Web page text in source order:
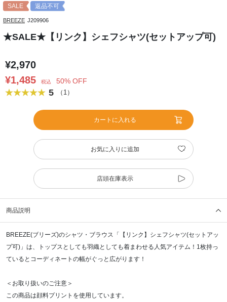
SALE 返品不可
BREEZE J209906
★SALE★【リンク】シェフシャツ(セットアップ可)
¥2,970
¥1,485
税込 50% OFF
5 （1）
カートに入れる
お気に入りに追加
店頭在庫表示
商品説明
BREEZE(ブリーズ)のシャツ・ブラウス「【リンク】シェフシャツ(セットアッ
プ可)」は、トップスとしても羽織としても着まわせる人気アイテム！1枚持っ
ているとコーディネートの幅がぐっと広がります！
＜お取り扱いのご注意＞
この商品は顔料プリントを使用しています。